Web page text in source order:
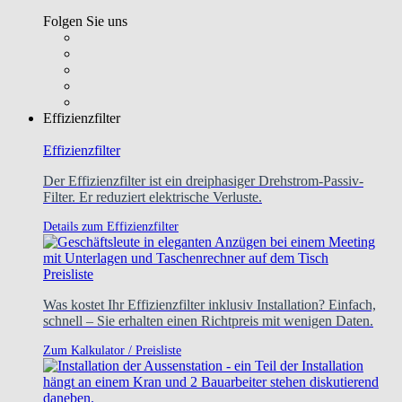
Folgen Sie uns
Effizienzfilter
Effizienzfilter
Der Effizienzfilter ist ein dreiphasiger Drehstrom-Passiv-
Filter. Er reduziert elektrische Verluste.
Details zum Effizienzfilter
Preisliste
Was kostet Ihr Effizienzfilter inklusiv Installation? Einfach,
schnell – Sie erhalten einen Richtpreis mit wenigen Daten.
Zum Kalkulator / Preisliste